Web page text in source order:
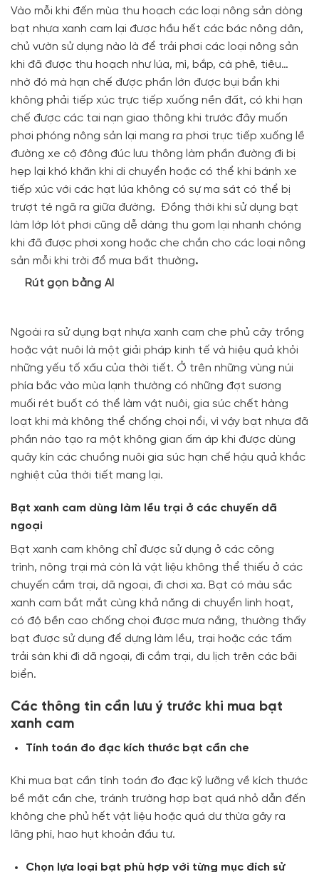
Vào mỗi khi đến mùa thu hoạch các loại nông sản dòng
bạt nhựa xanh cam lại được hầu hết các bác nông dân,
chủ vườn sử dụng nào là để trải phơi các loại nông sản
khi đã được thu hoạch như lúa, mì, bắp, cà phê, tiêu…
nhờ đó mà hạn chế được phần lớn được bụi bẩn khi
không phải tiếp xúc trực tiếp xuống nền đất, có khi hạn
chế được các tai nạn giao thông khi trước đây muốn
phơi phóng nông sản lại mang ra phơi trực tiếp xuống lề
đường xe cộ đông đúc lưu thông làm phần đường đi bị
hẹp lại khó khăn khi di chuyển hoặc có thể khi bánh xe
tiếp xúc với các hạt lúa không có sự ma sát có thể bị
trượt té ngã ra giữa đường. Đồng thời khi sử dụng bạt
làm lớp lót phơi cũng dễ dàng thu gom lại nhanh chóng
khi đã được phơi xong hoặc che chắn cho các loại nông
sản mỗi khi trời đổ mưa bất thường.
Rút gọn bằng AI
Ngoài ra sử dụng bạt nhựa xanh cam che phủ cây trồng
hoặc vật nuôi là một giải pháp kinh tế và hiệu quả khỏi
những yếu tố xấu của thời tiết. Ở trên những vùng núi
phía bắc vào mùa lạnh thường có những đợt sương
muối rét buốt có thể làm vật nuôi, gia súc chết hàng
loạt khi mà không thể chống chọi nổi, vì vậy bạt nhựa đã
phần nào tạo ra một không gian ấm áp khi được dùng
quây kín các chuồng nuôi gia súc hạn chế hậu quả khắc
nghiệt của thời tiết mang lại.
Bạt xanh cam dùng làm lều trại ở các chuyến dã
ngoại
Bạt xanh cam không chỉ được sử dụng ở các công
trình, nông trại mà còn là vật liệu không thể thiếu ở các
chuyến cắm trại, dã ngoại, đi chơi xa. Bạt có màu sắc
xanh cam bắt mắt cùng khả năng di chuyển linh hoạt,
có độ bền cao chống chọi được mưa nắng, thường thấy
bạt được sử dụng để dựng làm lều, trại hoặc các tấm
trải sàn khi đi dã ngoại, đi cắm trại, du lịch trên các bãi
biển.
Các thông tin cần lưu ý trước khi mua bạt
xanh cam
Tính toán đo đạc kích thước bạt cần che
Khi mua bạt cần tính toán đo đạc kỹ lưỡng về kích thước
bề mặt cần che, tránh trường hợp bạt quá nhỏ dẫn đến
không che phủ hết vật liệu hoặc quá dư thừa gây ra
lãng phí, hao hụt khoản đầu tư.
Chọn lựa loại bạt phù hợp với từng mục đích sử